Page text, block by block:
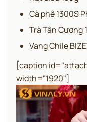
Cà phê 1300S
Trà Tân Cương
Vang Chile
[caption
width="1920"]